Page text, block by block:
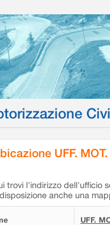
UFF.
trovi l'indirizzo dell'ufficio
anche una
UFF.